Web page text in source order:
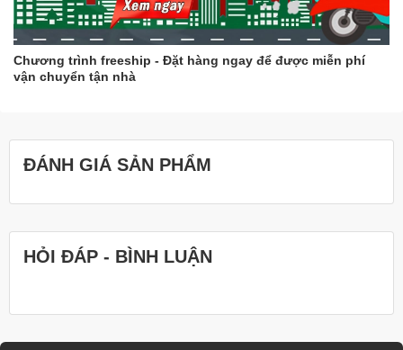
Chương trình freeship - Đặt hàng ngay để được miễn phí
vận chuyển tận nhà
ĐÁNH GIÁ SẢN PHẨM
HỎI ĐÁP - BÌNH LUẬN